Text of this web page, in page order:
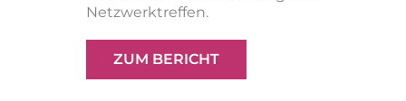
Netzwerktreffen.
ZUM BERICHT